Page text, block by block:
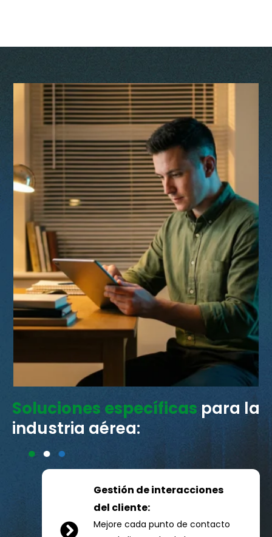
Soluciones específicas para la
industria aérea:
Gestión de interacciones
del cliente:
Mejore cada punto de contacto